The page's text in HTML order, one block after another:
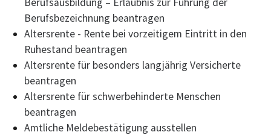
Berufsbezeichnung beantragen
Altersrente - Rente bei vorzeitigem Eintritt in den
Ruhestand beantragen
Altersrente für besonders langjährig Versicherte
beantragen
Altersrente für schwerbehinderte Menschen
beantragen
Amtliche Meldebestätigung ausstellen